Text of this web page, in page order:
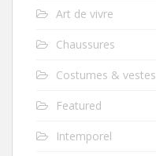
Art de vivre
Chaussures
Costumes & vestes
Featured
Intemporel